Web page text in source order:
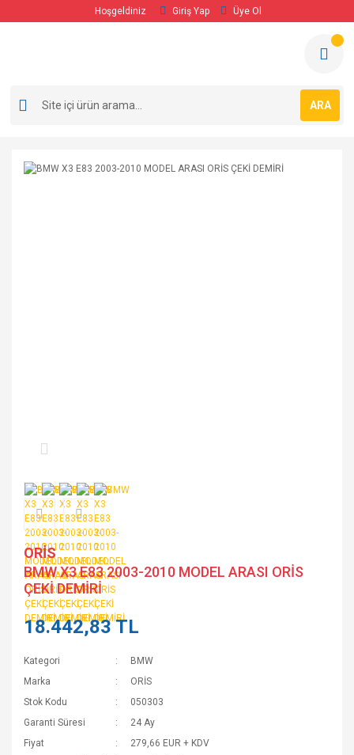
Hoşgeldiniz Giriş Yap Üye Ol
ARA
ORİS
BMW X3 E83 2003-2010 MODEL ARASI ORİS
ÇEKİ DEMİRİ
18.442,83 TL
Kategori
BMW
Marka
ORİS
Stok Kodu
050303
Garanti Süresi
24 Ay
Fiyat
279,66 EUR + KDV